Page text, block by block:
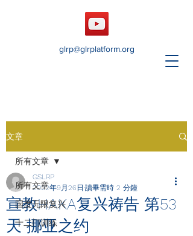
glrp@glrplatform.org
文章
所有文章
国度无限复兴
十二门训练
所有文章
宣教HAKA复兴祷告 第53
天 挪亚之约
GSLRP
2022年9月26日 讀畢需時 2 分鐘